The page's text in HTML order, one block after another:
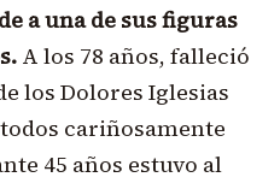
a una de sus figuras
A los 78 años, falleció
los Dolores Iglesias
cariñosamente
45 años estuvo al